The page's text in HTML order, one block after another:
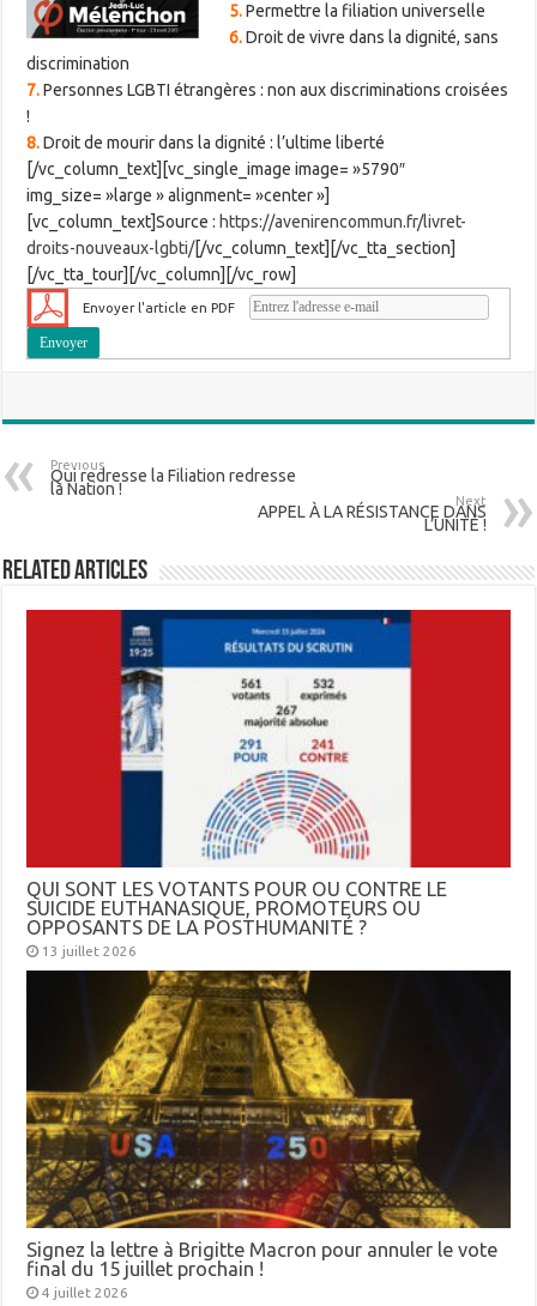
5.Permettre la filiation universelle
6.Droit de vivre dans la dignité, sans
discrimination
7.Personnes LGBTI étrangères : non aux discriminations croisées
!
8.Droit de mourir dans la dignité : l’ultime liberté
[/vc_column_text][vc_single_image image= »5790″
img_size= »large » alignment= »center »]
[vc_column_text]Source : https://avenirencommun.fr/livret-
droits-nouveaux-lgbti/[/vc_column_text][/vc_tta_section]
[/vc_tta_tour][/vc_column][/vc_row]
Envoyer l'article en PDF
Previous
Qui redresse la Filiation redresse
la Nation !
Next
APPEL À LA RÉSISTANCE DANS
L’UNITÉ !
Related Articles
QUI SONT LES VOTANTS POUR OU CONTRE LE
SUICIDE EUTHANASIQUE, PROMOTEURS OU
OPPOSANTS DE LA POSTHUMANITÉ ?
13 juillet 2026
Signez la lettre à Brigitte Macron pour annuler le vote
final du 15 juillet prochain !
4 juillet 2026